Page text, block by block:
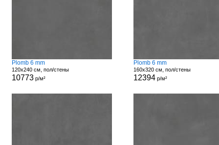
Plomb 6 mm
120x240 см, пол/стены
10773р/м²
Plomb 6 mm
160x320 см, пол/стены
12394р/м²